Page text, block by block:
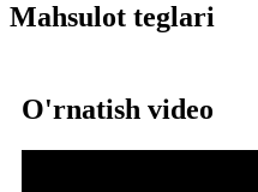
Mahsulot teglari
O'rnatish video